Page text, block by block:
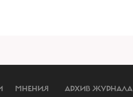
МНЕНИЯ АРХИВ ЖУРНАЛА